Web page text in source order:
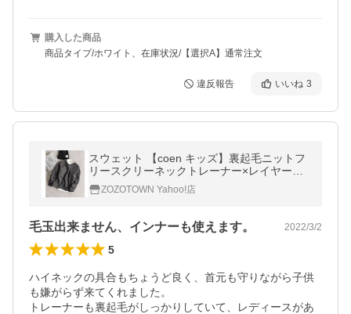
購入した商品
商品タイプ/ホワイト、在庫状況/【選択A】通常注文
違反報告 いいね 3
スウェット 【coen キッズ】裏起毛ニットフ
リースクリーネックトレーナー×レイヤード
ロングTシャツセット
ZOZOTOWN Yahoo!店
毛玉出来ません、インナーも使えます。 2022/3/2
5
ハイネックの具合もちょうど良く、首元も守りながら子供
も嫌がらず来てくれました。
トレーナーも裏起毛がしっかりしていて、レディースがあ